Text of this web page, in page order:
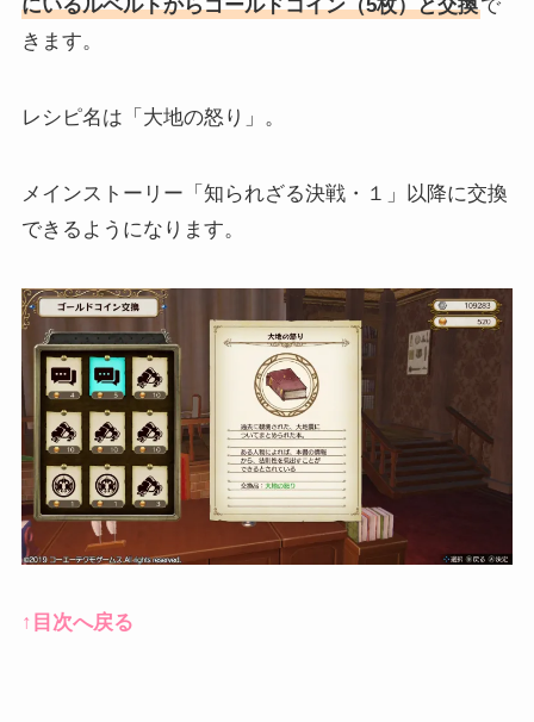
にいるルベルトからゴールドコイン（5枚）と交換で
きます。
レシピ名は「大地の怒り」。
メインストーリー「知られざる決戦・１」以降に交換
できるようになります。
↑目次へ戻る